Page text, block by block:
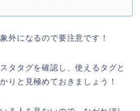
外になるので要注意です！
タタグを確認し、使えるタグと
りと見極めておきましょう！